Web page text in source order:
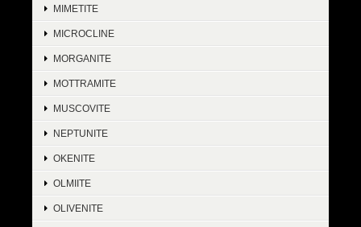
MIMETITE
MICROCLINE
MORGANITE
MOTTRAMITE
MUSCOVITE
NEPTUNITE
OKENITE
OLMIITE
OLIVENITE